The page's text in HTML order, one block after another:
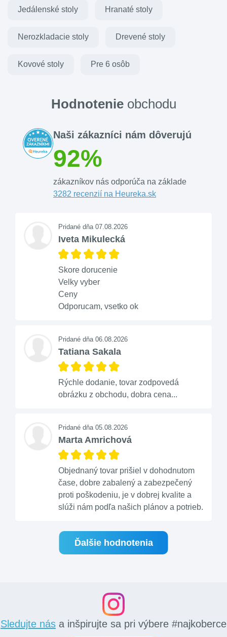
Jedálenské stoly Hranaté stoly
Nerozkladacie stoly Drevené stoly
Kovové stoly Pre 6 osôb
Hodnotenieobchodu
Naši zákazníci nám dôverujú
92%
zákazníkov nás odporúča na základe
3282 recenzií na Heureka.sk
Pridané dňa 07.08.2026
Iveta Mikulecká
Skore dorucenie
Velky vyber
Ceny
Odporucam, vsetko ok
Pridané dňa 06.08.2026
Tatiana Sakala
Rýchle dodanie, tovar zodpovedá
obrázku z obchodu, dobra cena...
Pridané dňa 05.08.2026
Marta Amrichová
Objednaný tovar prišiel v dohodnutom
čase, dobre zabalený a zabezpečený
proti poškodeniu, je v dobrej kvalite a
slúži nám podľa našich plánov a potrieb.
Ďalšie hodnotenia
Sledujte nás a inšpirujte sa pri výbere #najkoberce